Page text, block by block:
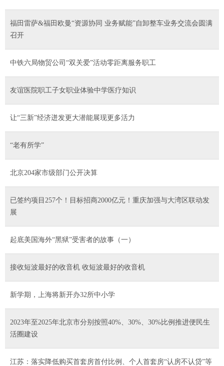
福田雷萨&福田欧曼“资源协同 业务赋能”自卸整车业务交流会圆满
召开
中铁六局物贸公司“双关爱”活动零距离服务职工
友谊医院职工子女职业体验中学医疗知识
让“三新”经济迸发更大潜能展现更多活力
“老有所学”
北京204家市级部门公开决算
已签约项目257个！目标招商2000亿元！重庆加强与大湾区联动发
展
起底美国海外“黑狱”受害者的故事（一）
接收短波最好的收音机 收短波最好的收音机
新学期，上海将新开办32所中小学
2023年至2025年北京市分别按照40%、30%、30%比例推进便民生
活圈建设
江苏：落实降低购买首套房首付比例、个人首套房“认房不认贷”等